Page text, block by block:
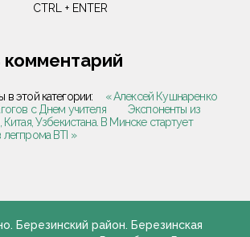
CTRL + ENTER
в этой категории:
« Алексей Кушнаренко
с Днем учителя
Экспоненты из
Китая, Узбекистана. В Минске стартует
легпрома BTI »
Березинский район. Березинская